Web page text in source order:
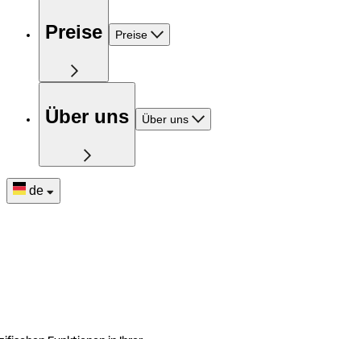
Preise Preise
Über uns Über uns
de